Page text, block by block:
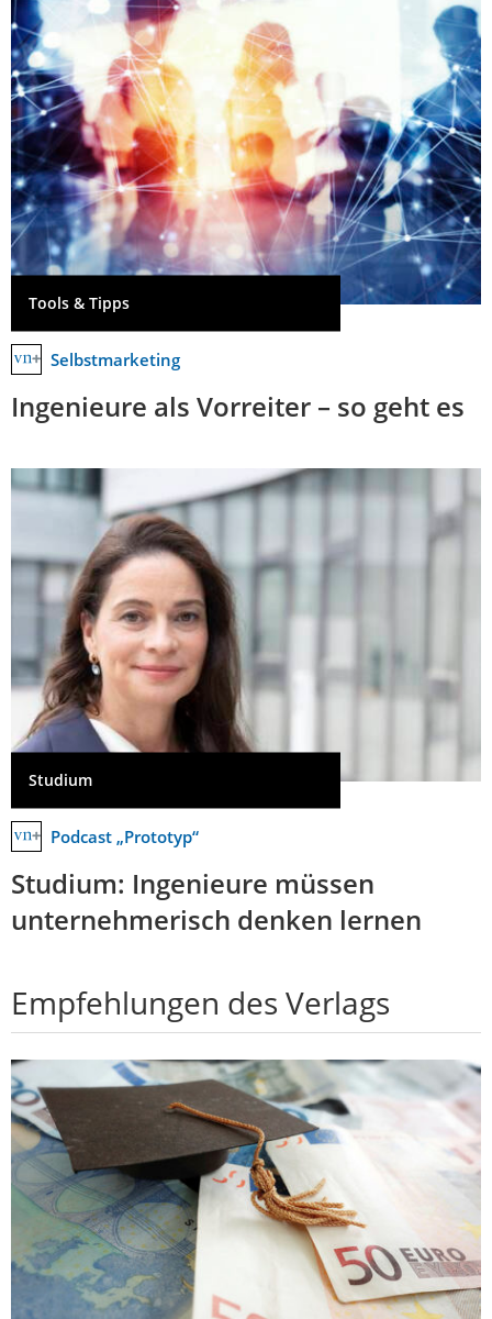
Tools & Tipps
Selbstmarketing
Ingenieure als Vorreiter – so geht es
Studium
Podcast „Prototyp“
Studium: Ingenieure müssen
unternehmerisch denken lernen
Empfehlungen des Verlags